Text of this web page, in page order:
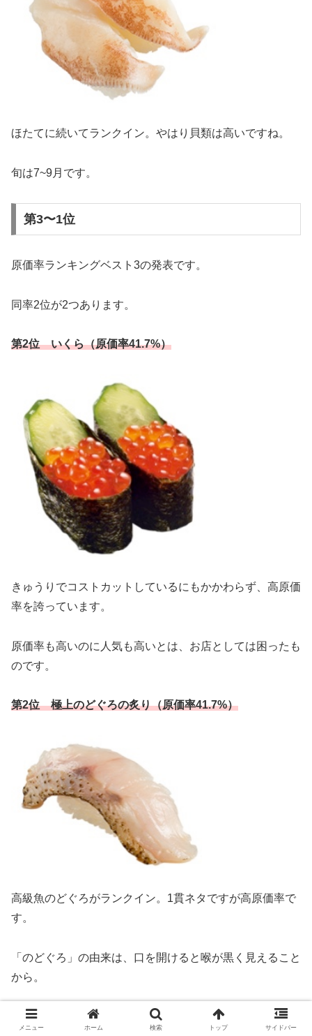
ほたてに続いてランクイン。やはり貝類は高いですね。
旬は7~9月です。
第3〜1位
原価率ランキングベスト3の発表です。
同率2位が2つあります。
第2位 いくら（原価率41.7%）
きゅうりでコストカットしているにもかかわらず、高原価
率を誇っています。
原価率も高いのに人気も高いとは、お店としては困ったも
のです。
第2位 極上のどぐろの炙り（原価率41.7%）
高級魚のどぐろがランクイン。1貫ネタですが高原価率で
す。
「のどぐろ」の由来は、口を開けると喉が黒く見えること
から。
第1位 大切あわび（原価率53.4%）
メニュー ホーム 検索 トップ サイドバー